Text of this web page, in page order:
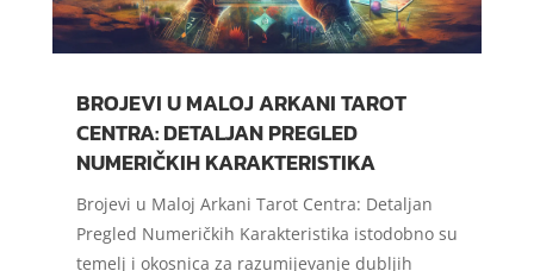
BROJEVI U MALOJ ARKANI TAROT
CENTRA: DETALJAN PREGLED
NUMERIČKIH KARAKTERISTIKA
Brojevi u Maloj Arkani Tarot Centra: Detaljan
Pregled Numeričkih Karakteristika istodobno su
temelj i okosnica za razumijevanje dubljih